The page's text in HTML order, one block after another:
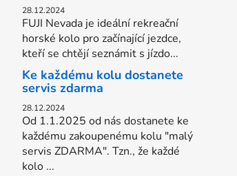
28.12.2024
FUJI Nevada je ideální rekreační
horské kolo pro začínající jezdce,
kteří se chtějí seznámit s jízdo...
Ke každému kolu dostanete
servis zdarma
28.12.2024
Od 1.1.2025 od nás dostanete ke
každému zakoupenému kolu "malý
servis ZDARMA". Tzn., že každé
kolo ...